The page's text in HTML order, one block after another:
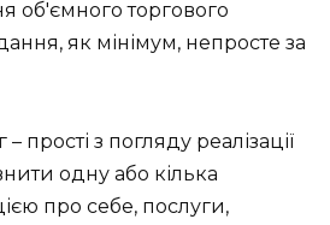
об'ємного торгового
як мінімум, непросте за
прості з погляду реалізації
одну або кілька
про себе, послуги,